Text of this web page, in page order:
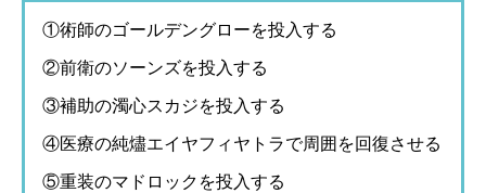
①術師のゴールデングローを投入する
②前衛のソーンズを投入する
③補助の濁心スカジを投入する
④医療の純燼エイヤフィヤトラで周囲を回復させる
⑤重装のマドロックを投入する